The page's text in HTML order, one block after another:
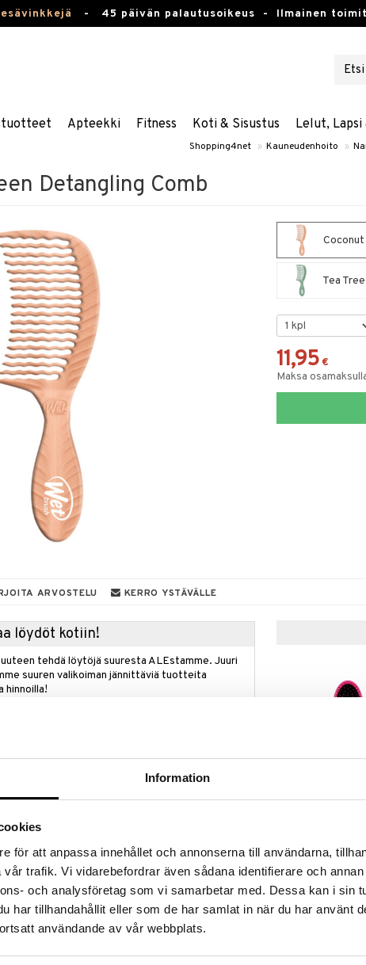
Information
för att anpassa innehållet och annonserna till användarna,
trafik. Vi vidarebefordrar även sådana identifierare och
och analysföretag som vi samarbetar med. Dessa kan i sin
har tillhandahållit eller som de har samlat in när du har använt
användande av vår webbplats.
- 45 päivän palautusoikeus - Ilmainen
Apteekki Fitness Koti & Sisustus Lelut, Lapsi
Shopping4net » Kauneudenhoito »
Detangling Comb
Coconut
Tea
11,95 €
Maksa
ARVOSTELU KERRO YSTÄVÄLLE
löydöt kotiin!
tehdä löytöjä suuresta ALEstamme. Juuri
suuren valikoiman jännittäviä tuotteita
hinnoilla!
biologisesti hajoavasta kasvitärkkelyksestä,
5 vuoden kuluessa, ja siinä on aaltomaiset
helposti ja poistavat solmut.
kookosöljyllä, joka hoitaa hiuksia, tasoittaa
sileisiin ja kiiltäviin hiuksiin.
teepuuöljyllä, joka ravitsee hiuksia juuresta
9,95 €